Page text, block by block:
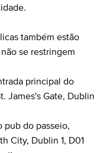
também estão
se restringem
principal do
James's Gate, Dublin
pub do passeio,
City, Dublin 1, D01